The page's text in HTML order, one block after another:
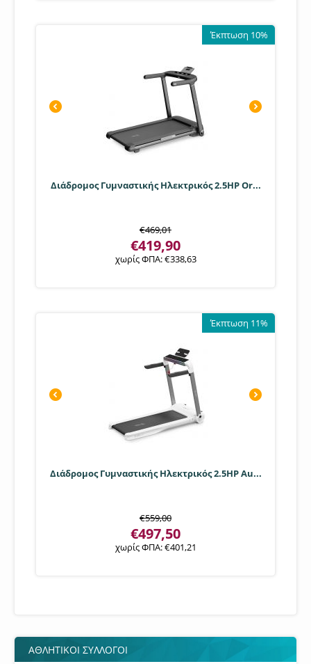
Έκπτωση 10%
Διάδρομος Γυμναστικής Ηλεκτρικός 2.5HP Or...
€469,01
€419,90
χωρίς ΦΠΑ:€338,63
Έκπτωση 11%
Διάδρομος Γυμναστικής Ηλεκτρικός 2.5HP Au...
€559,00
€497,50
χωρίς ΦΠΑ:€401,21
ΑΘΛΗΤΙΚΟΙ ΣΥΛΛΟΓΟΙ